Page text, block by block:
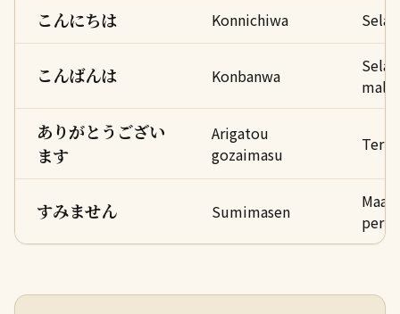
こんにちは Konnichiwa
こんばんは Konbanwa
ありがとうござい
ます
Arigatou
gozaimasu
すみません Sumimasen
Maaf